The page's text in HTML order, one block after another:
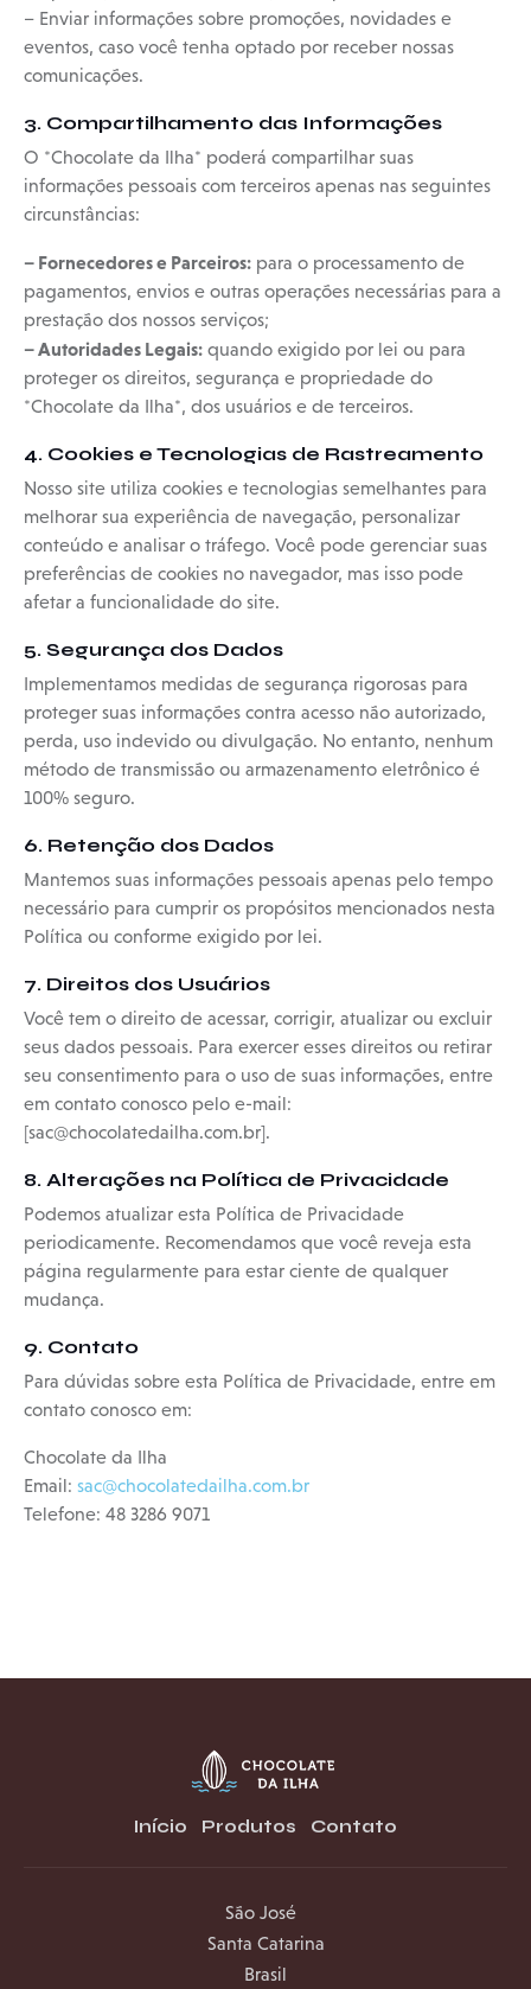
– Enviar informações sobre promoções, novidades e
eventos, caso você tenha optado por receber nossas
comunicações.
3. Compartilhamento das Informações
O *Chocolate da Ilha* poderá compartilhar suas
informações pessoais com terceiros apenas nas seguintes
circunstâncias:
– Fornecedores e Parceiros: para o processamento de
pagamentos, envios e outras operações necessárias para a
prestação dos nossos serviços;
– Autoridades Legais: quando exigido por lei ou para
proteger os direitos, segurança e propriedade do
*Chocolate da Ilha*, dos usuários e de terceiros.
4. Cookies e Tecnologias de Rastreamento
Nosso site utiliza cookies e tecnologias semelhantes para
melhorar sua experiência de navegação, personalizar
conteúdo e analisar o tráfego. Você pode gerenciar suas
preferências de cookies no navegador, mas isso pode
afetar a funcionalidade do site.
5. Segurança dos Dados
Implementamos medidas de segurança rigorosas para
proteger suas informações contra acesso não autorizado,
perda, uso indevido ou divulgação. No entanto, nenhum
método de transmissão ou armazenamento eletrônico é
100% seguro.
6. Retenção dos Dados
Mantemos suas informações pessoais apenas pelo tempo
necessário para cumprir os propósitos mencionados nesta
Política ou conforme exigido por lei.
7. Direitos dos Usuários
Você tem o direito de acessar, corrigir, atualizar ou excluir
seus dados pessoais. Para exercer esses direitos ou retirar
seu consentimento para o uso de suas informações, entre
em contato conosco pelo e-mail:
[sac@chocolatedailha.com.br].
8. Alterações na Política de Privacidade
Podemos atualizar esta Política de Privacidade
periodicamente. Recomendamos que você reveja esta
página regularmente para estar ciente de qualquer
mudança.
9. Contato
Para dúvidas sobre esta Política de Privacidade, entre em
contato conosco em:
Chocolate da Ilha
Email: sac@chocolatedailha.com.br
Telefone: 48 3286 9071
Início Produtos Contato
São José
Santa Catarina
Brasil